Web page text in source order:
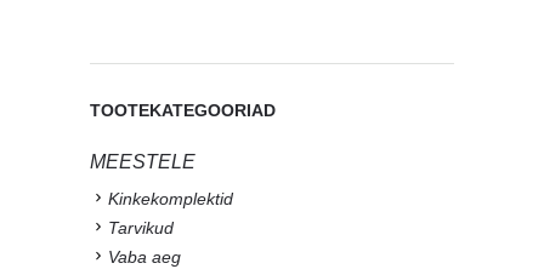
TOOTEKATEGOORIAD
MEESTELE
Kinkekomplektid
Tarvikud
Vaba aeg